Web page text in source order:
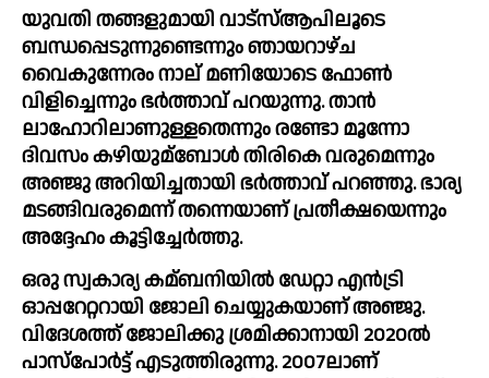
യുവതി തങ്ങളുമായി വാട്സ്‌ആപിലൂടെ
ബന്ധപ്പെടുന്നുണ്ടെന്നും ഞായറാഴ്ച
വൈകുന്നേരം നാല് മണിയോടെ ഫോണ്‍
വിളിച്ചെന്നും ഭര്‍ത്താവ് പറയുന്നു. താന്‍
ലാഹോറിലാണുള്ളതെന്നും രണ്ടോ മൂന്നോ
ദിവസം കഴിയുമ്ബോള്‍ തിരികെ വരുമെന്നും
അഞ്ജു അറിയിച്ചതായി ഭര്‍ത്താവ് പറഞ്ഞു. ഭാര്യ
മടങ്ങിവരുമെന്ന് തന്നെയാണ് പ്രതീക്ഷയെന്നും
അദ്ദേഹം കൂട്ടിച്ചേര്‍ത്തു.
ഒരു സ്വകാര്യ കമ്ബനിയില്‍ ഡേറ്റാ എന്‍ട്രി
ഓപ്പറേറ്ററായി ജോലി ചെയ്യുകയാണ് അഞ്ജു.
വിദേശത്ത് ജോലിക്കു ശ്രമിക്കാനായി 2020ല്‍
പാസ്‍പോര്‍ട്ട് എടുത്തിരുന്നു. 2007ലാണ്